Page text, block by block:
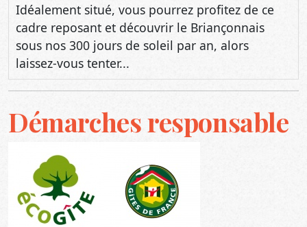
Idéalement situé, vous pourrez profitez de ce
cadre reposant et découvrir le Briançonnais
sous nos 300 jours de soleil par an, alors
laissez-vous tenter...
Démarches responsable